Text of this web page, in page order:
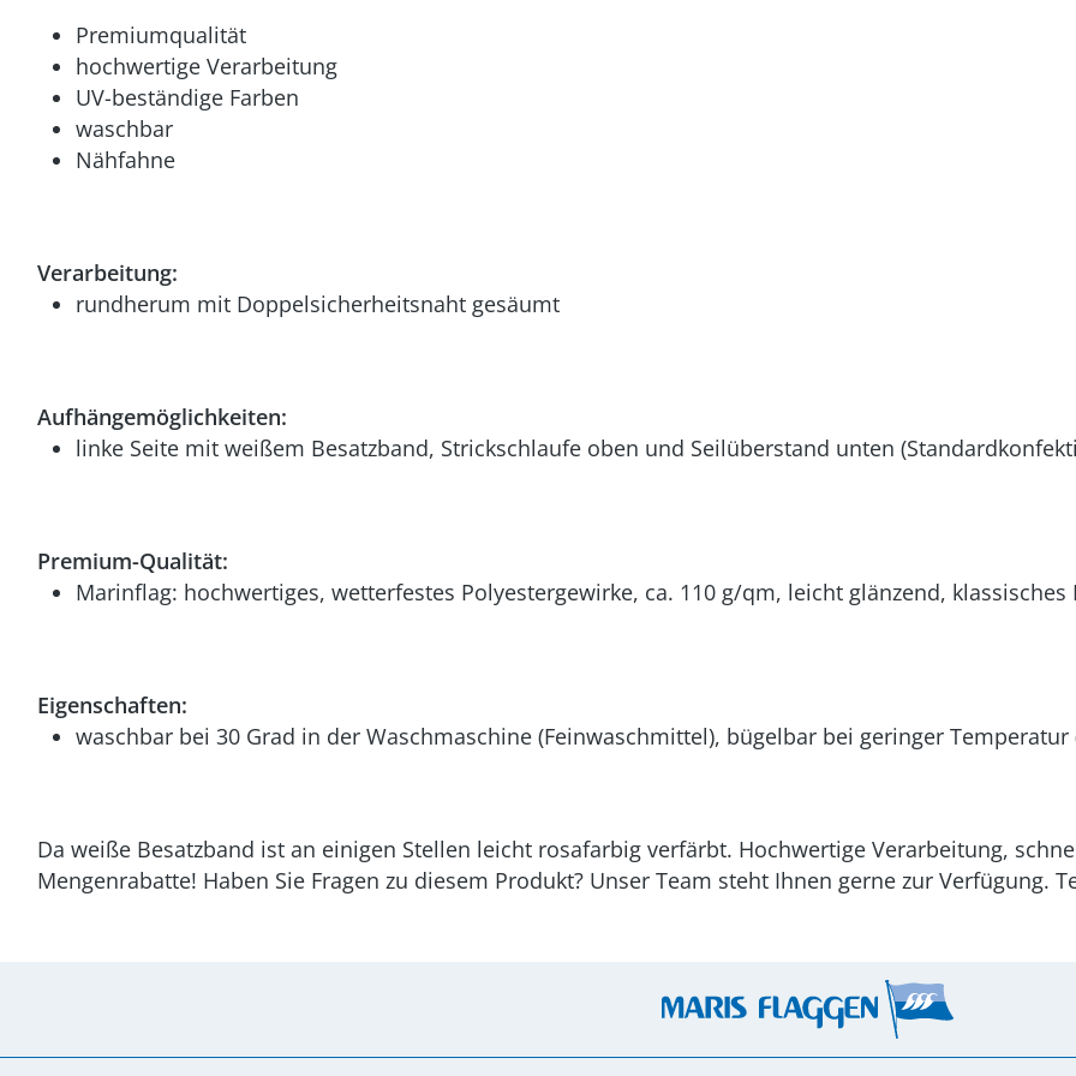
Premiumqualität
hochwertige Verarbeitung
UV-beständige Farben
waschbar
Nähfahne
Verarbeitung:
rundherum mit Doppelsicherheitsnaht gesäumt
Aufhängemöglichkeiten:
linke Seite mit weißem Besatzband, Strickschlaufe oben und Seilüberstand unten
Premium-Qualität:
Marinflag: hochwertiges, wetterfestes Polyestergewirke, ca. 110 g/qm, leicht glänzend, klassisches
Eigenschaften:
waschbar bei 30 Grad in der Waschmaschine (Feinwaschmittel), bügelbar bei geringer Temperatur
Da weiße Besatzband ist an einigen Stellen leicht rosafarbig verfärbt. Hochwertige Verarbeitung,
Mengenrabatte! Haben Sie Fragen zu diesem Produkt? Unser Team steht Ihnen gerne zur Verfügung.